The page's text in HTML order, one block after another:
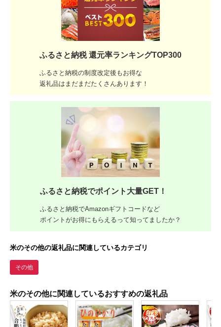
ふるさと納税 還元率ランキングTOP300
ふるさと納税の制度改定後もお得な
返礼品はまだまだたくさんあります！
ふるさと納税でポイント大量GET！
ふるさと納税でAmazonギフトコードなど
ポイントがお得にもらえるって知ってましたか？
米のその他の返礼品に関連しているカテゴリ
その他
米のその他に関連しているおすすめの返礼品